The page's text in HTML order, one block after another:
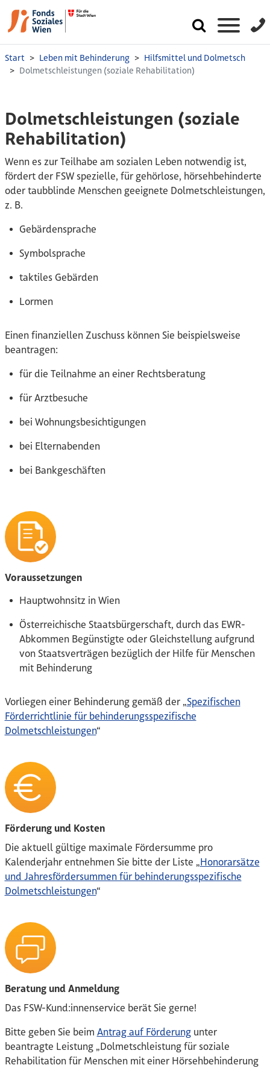
Start Leben mit Behinderung
Hilfsmittel und Dolmetsch
Dolmetschleistungen (soziale Rehabilitation)
Dolmetschleistungen (soziale
Rehabilitation)
Wenn es zur Teilhabe am sozialen Leben notwendig ist,
fördert der FSW spezielle, für gehörlose, hörsehbehinderte
oder taubblinde Menschen geeignete Dolmetschleistungen,
z. B.
Gebärdensprache
Symbolsprache
taktiles Gebärden
Lormen
Einen finanziellen Zuschuss können Sie beispielsweise
beantragen:
für die Teilnahme an einer Rechtsberatung
für Arztbesuche
bei Wohnungsbesichtigungen
bei Elternabenden
bei Bankgeschäften
Voraussetzungen
Hauptwohnsitz in Wien
Österreichische Staatsbürgerschaft, durch das EWR-
Abkommen Begünstigte oder Gleichstellung aufgrund
von Staatsverträgen bezüglich der Hilfe für Menschen
mit Behinderung
Vorliegen einer Behinderung gemäß der „Spezifischen
Förderrichtlinie für behinderungsspezifische
Dolmetschleistungen“
Förderung und Kosten
Die aktuell gültige maximale Fördersumme pro
Kalenderjahr entnehmen Sie bitte der Liste „Honorarsätze
und Jahresfördersummen für behinderungsspezifische
Dolmetschleistungen“
Beratung und Anmeldung
Das FSW-Kund:innenservice berät Sie gerne!
Bitte geben Sie beim Antrag auf Förderungunter
beantragte Leistung „Dolmetschleistung für soziale
Rehabilitation für Menschen mit einer Hörsehbehinderung